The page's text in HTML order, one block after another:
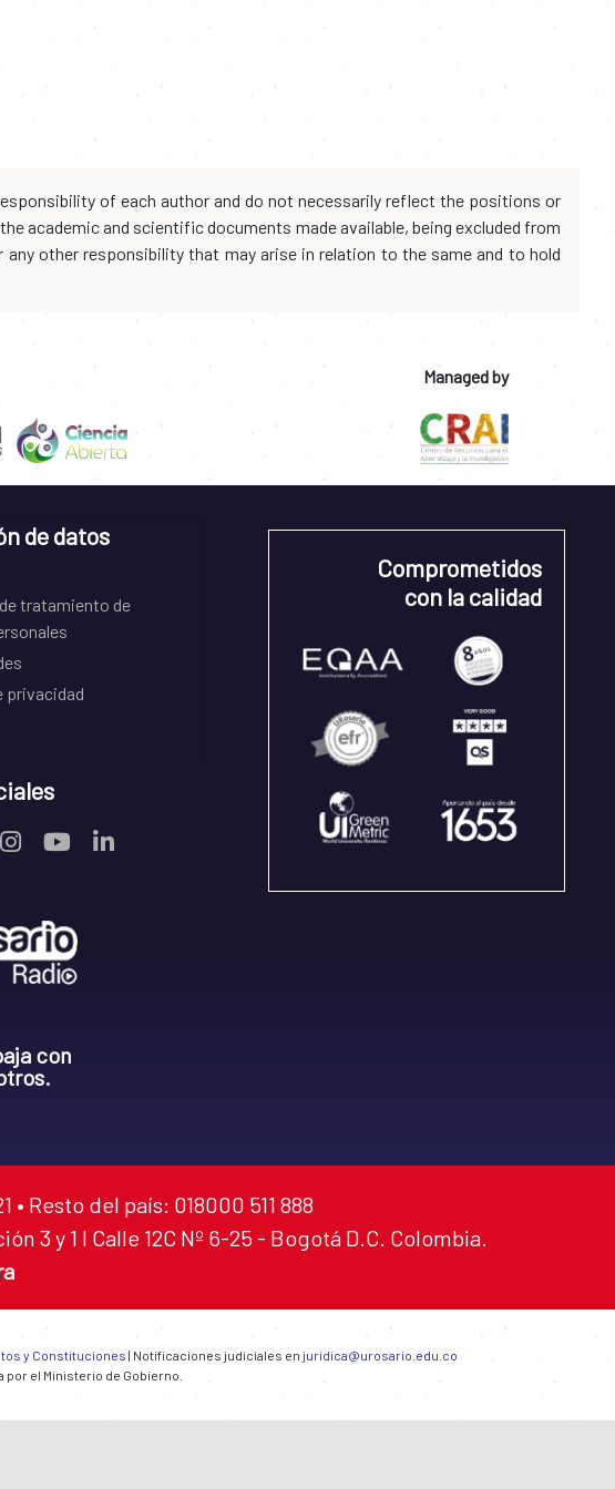
of each author and do not necessarily reflect the positions or
academic and scientific documents made available, being excluded from
other responsibility that may arise in relation to the same and to hold
Managed by
de datos
tratamiento de
privacidad
con
Comprometidos
con la calidad
Resto del país: 018000 511 888
3 y 1 I Calle 12C Nº 6-25 - Bogotá D.C. Colombia.
y Constituciones | Notificaciones judiciales en juridica@urosario.edu.co
el Ministerio de Gobierno.